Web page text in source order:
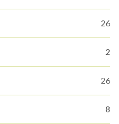
26
2
26
8